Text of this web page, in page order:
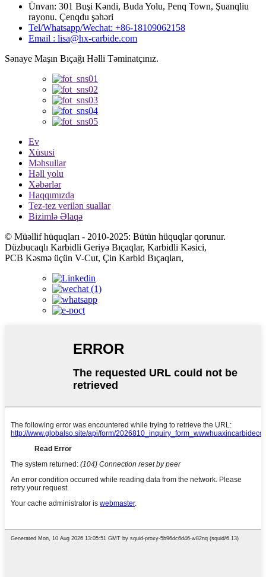
Ünvan: 301 Buşi Kəndi, Buda Yolu, Penq Town, Şuanqliu
rayonu. Çenqdu şəhəri
Tel/Whatsapp/Wechat: +86-18109062158
Email : lisa@hx-carbide.com
Sənaye Maşın Bıçağı Həlli Təminatçınız.
Ev
Xüsusi
Məhsullar
Həll yolu
Xəbərlər
Haqqımızda
Tez-tez verilən suallar
Bizimlə Əlaqə
© Müəllif hüquqları - 2010-2025: Bütün hüquqlar qorunur.
Düzbucaqlı Karbidli Geriyə Bıçaqlar, Karbidli Kəsici,
PCB Kəsmə üçün V-Cut, Çin Karbid Bıçaqları,